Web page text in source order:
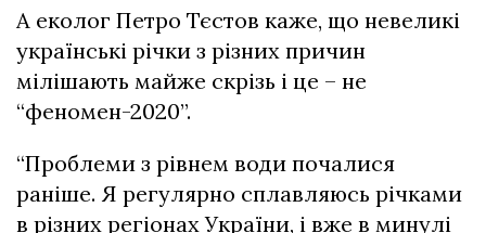
А еколог Петро Тєстов каже, що невеликі
українські річки з різних причин
мілішають майже скрізь і це – не
“феномен-2020”.
“Проблеми з рівнем води почалися
раніше. Я регулярно сплавляюсь річками
в різних регіонах України, і вже в минулі